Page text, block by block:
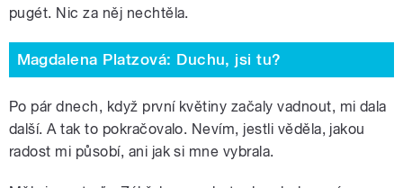
pugét. Nic za něj nechtěla.
Magdalena Platzová: Duchu, jsi tu?
Po pár dnech, když první květiny začaly vadnout, mi dala
další. A tak to pokračovalo. Nevím, jestli věděla, jakou
radost mi působí, ani jak si mne vybrala.